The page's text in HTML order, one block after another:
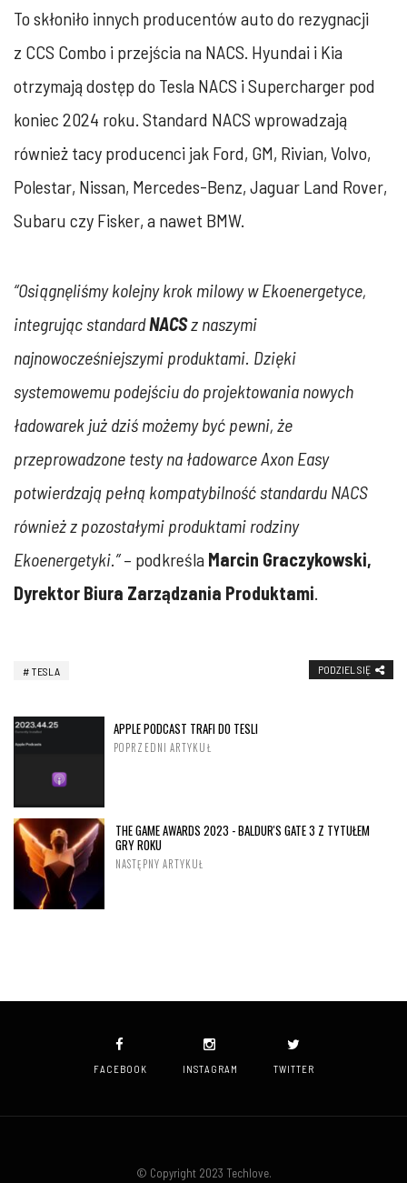
To skłoniło innych producentów auto do rezygnacji
z CCS Combo i przejścia na NACS. Hyundai i Kia
otrzymają dostęp do Tesla NACS i Supercharger pod
koniec 2024 roku. Standard NACS wprowadzają
również tacy producenci jak Ford, GM, Rivian, Volvo,
Polestar, Nissan, Mercedes-Benz, Jaguar Land Rover,
Subaru czy Fisker, a nawet BMW.
“Osiągnęliśmy kolejny krok milowy w Ekoenergetyce,
integrując standardNACSz naszymi
najnowocześniejszymi produktami. Dzięki
systemowemu podejściu do projektowania nowych
ładowarek już dziś możemy być pewni, że
przeprowadzone testy na ładowarce Axon Easy
potwierdzają pełną kompatybilność standardu NACS
również z pozostałymi produktami rodziny
Ekoenergetyki.”– podkreśla Marcin Graczykowski,
Dyrektor Biura Zarządzania Produktami.
TESLA PODZIEL SIĘ
APPLE PODCAST TRAFI DO TESLI
POPRZEDNI ARTYKUŁ
THE GAME AWARDS 2023 - BALDUR'S GATE 3 Z TYTUŁEM
GRY ROKU
NASTĘPNY ARTYKUŁ
FACEBOOK INSTAGRAM TWITTER
© Copyright 2023 Techlove.